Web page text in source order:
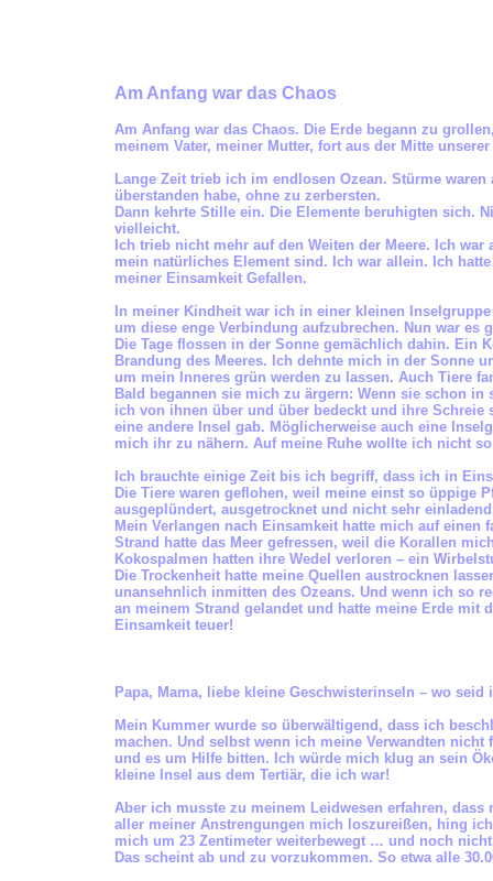
Am Anfang war das Chaos
Am Anfang war das Chaos. Die Erde begann zu
meinem Vater, meiner Mutter, fort aus der Mitte
Lange Zeit trieb ich im endlosen Ozean. Stürme
überstanden habe, ohne zu zerbersten.
Dann kehrte Stille ein. Die Elemente beruhigten sich.
vielleicht.
Ich trieb nicht mehr auf den Weiten der Meere. Ich
mein natürliches Element sind. Ich war allein. Ich
meiner Einsamkeit Gefallen.
In meiner Kindheit war ich in einer kleinen
um diese enge Verbindung aufzubrechen. Nun war
Die Tage flossen in der Sonne gemächlich dahin. Ein
Brandung des Meeres. Ich dehnte mich in der Sonne
um mein Inneres grün werden zu lassen. Auch Tiere
Bald begannen sie mich zu ärgern: Wenn sie schon
ich von ihnen über und über bedeckt und ihre
eine andere Insel gab. Möglicherweise auch eine
mich ihr zu nähern. Auf meine Ruhe wollte ich nicht
Ich brauchte einige Zeit bis ich begriff, dass ich in
Die Tiere waren geflohen, weil meine einst so üppige
ausgeplündert, ausgetrocknet und nicht sehr
Mein Verlangen nach Einsamkeit hatte mich auf
Strand hatte das Meer gefressen, weil die Korallen
Kokospalmen hatten ihre Wedel verloren – ein
Die Trockenheit hatte meine Quellen austrocknen
unansehnlich inmitten des Ozeans. Und wenn ich so
an meinem Strand gelandet und hatte meine Erde mit
Einsamkeit teuer!
Papa, Mama, liebe kleine Geschwisterinseln – wo seid
Mein Kummer wurde so überwältigend, dass ich
machen. Und selbst wenn ich meine Verwandten
und es um Hilfe bitten. Ich würde mich klug an sein
kleine Insel aus dem Tertiär, die ich war!
Aber ich musste zu meinem Leidwesen erfahren,
aller meiner Anstrengungen mich loszureißen, hing
mich um 23 Zentimeter weiterbewegt … und noch
Das scheint ab und zu vorzukommen. So etwa alle